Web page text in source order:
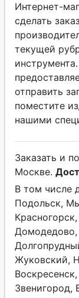
Интернет-
сделать
текущей
отправить
поместите
нашими
Заказать и
Москве.
В том числе
Подольск,
Домодедово,
Жуковский,
Звенигород,